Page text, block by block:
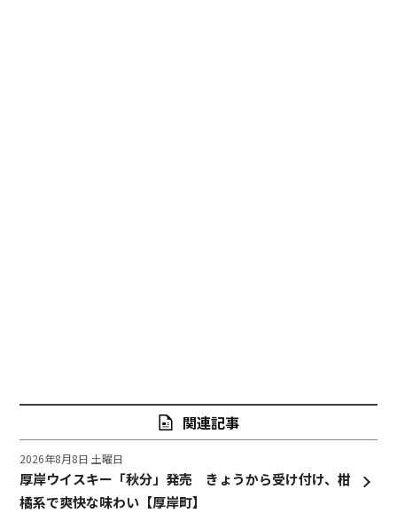
関連記事
厚岸ウイスキー「秋分」発売 きょうから受け付け、柑
橘系で爽快な味わい【厚岸町】
2026年8月8日 土曜日